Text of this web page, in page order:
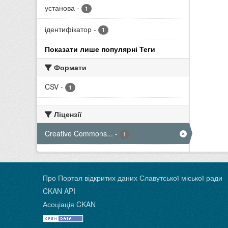
установа - 1
ідентифікатор - 1
Показати лише популярні Теги
Формати
CSV - 1
Ліцензії
Creative Commons... - 1
Про Портал відкритих даних Славутської міської ради
CKAN API
Асоціація CKAN